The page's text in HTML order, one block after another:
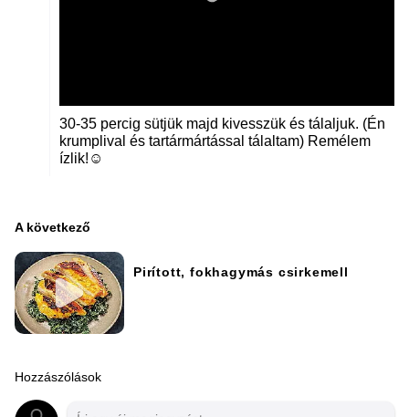
30-35 percig sütjük majd kivesszük és tálaljuk. (Én
krumplival és tartármártással tálaltam) Remélem
ízlik!☺️
A következő
Pirított, fokhagymás csirkemell
Hozzászólások